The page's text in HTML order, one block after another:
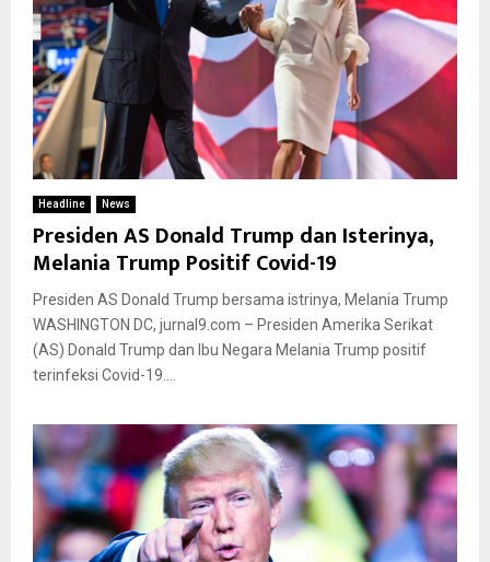
Headline News
Presiden AS Donald Trump dan Isterinya,
Melania Trump Positif Covid-19
Presiden AS Donald Trump bersama istrinya, Melania Trump
WASHINGTON DC, jurnal9.com – Presiden Amerika Serikat
(AS) Donald Trump dan Ibu Negara Melania Trump positif
terinfeksi Covid-19....